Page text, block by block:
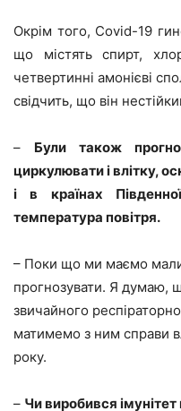
Окрім того, Covid-19
що містять спирт,
четвертинні амонієві
свідчить, що він
– Були також
циркулювати і влітку,
і в країнах
температура повітря.
– Поки що ми маємо
прогнозувати. Я думаю,
звичайного
матимемо з ним справи
року.
– Чи виробився